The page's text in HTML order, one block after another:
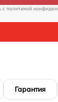
c политикой
Гарантия